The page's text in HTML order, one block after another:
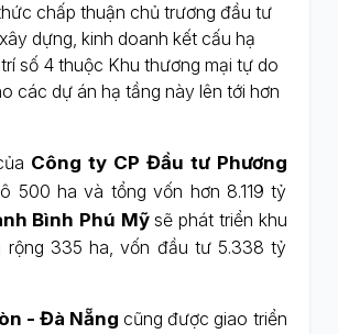
chấp thuận chủ trương đầu tư
dựng, kinh doanh kết cấu hạ
số 4 thuộc Khu thương mại tự do
các dự án hạ tầng này lên tới hơn
Công ty CP Đầu tư Phương
500 ha và tổng vốn hơn 8.119 tỷ
Bình Phú Mỹsẽ phát triển khu
335 ha, vốn đầu tư 5.338 tỷ
- Đà Nẵng cũng được giao triển